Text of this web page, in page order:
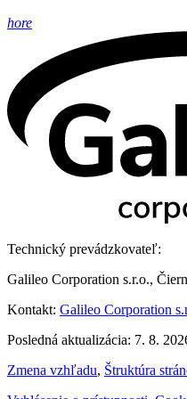
hore
Technický prevádzkovateľ:
Galileo Corporation s.r.o.,
Kontakt: Galileo Corporation
Posledná aktualizácia: 7. 8.
Zmena vzhľadu, Štruktúra